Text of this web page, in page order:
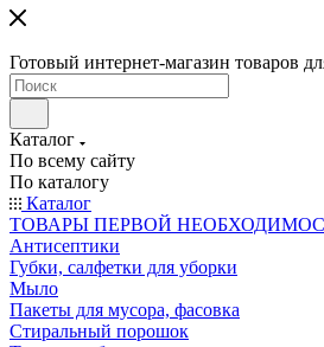
Готовый интернет-магазин товаров
Каталог
По всему сайту
По каталогу
Каталог
ТОВАРЫ ПЕРВОЙ
Антисептики
Губки, салфетки для уборки
Мыло
Пакеты для мусора, фасовка
Стиральный порошок